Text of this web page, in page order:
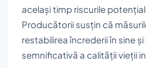
același timp riscurile
Producătorii susțin că
restabilirea încrederii în sine
semnificativă a calității vieții